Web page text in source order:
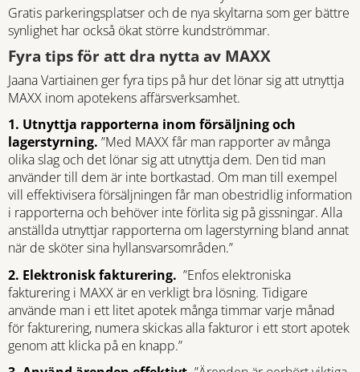
Gratis parkeringsplatser och de nya skyltarna som ger bättre
synlighet har också ökat större kundströmmar.
Fyra tips för att dra nytta av MAXX
Jaana Vartiainen ger fyra tips på hur det lönar sig att utnyttja
MAXX inom apotekens affärsverksamhet.
1. Utnyttja rapporterna inom försäljning och
lagerstyrning. ”Med MAXX får man rapporter av många
olika slag och det lönar sig att utnyttja dem. Den tid man
använder till dem är inte bortkastad. Om man till exempel
vill effektivisera försäljningen får man obestridlig information
i rapporterna och behöver inte förlita sig på gissningar. Alla
anställda utnyttjar rapporterna om lagerstyrning bland annat
när de sköter sina hyllansvarsområden.”
2. Elektronisk fakturering. ”Enfos elektroniska
fakturering i MAXX är en verkligt bra lösning. Tidigare
använde man i ett litet apotek många timmar varje månad
för fakturering, numera skickas alla fakturor i ett stort apotek
genom att klicka på en knapp.”